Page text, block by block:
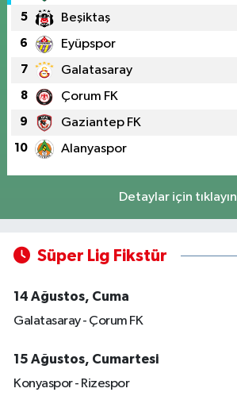
5 Beşiktaş
6 Eyüpspor
7 Galatasaray
8 Çorum FK
9 Gaziantep FK
10 Alanyaspor
Detaylar için tıklayın
Süper Lig Fikstür
14 Ağustos, Cuma
Galatasaray - Çorum FK
15 Ağustos, Cumartesi
Konyaspor - Rizespor